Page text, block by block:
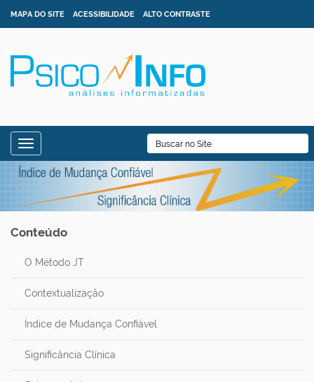
MAPA DO SITE ACESSIBILIDADE ALTO CONTRASTE
Busca Avançada…
g
Toggle navigation
Conteúdo
O Método JT
Contextualização
Índice de Mudança Confiável
Significância Clínica